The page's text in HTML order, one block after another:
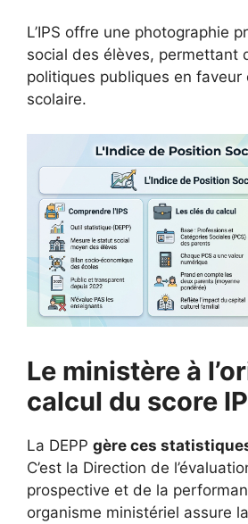
L’IPS offre une photographie
social des élèves, permettant
politiques publiques en faveur
scolaire.
Le ministère à
calcul du score
La DEPP gère ces
C’est la Direction de
prospective et de la
organisme ministériel assure